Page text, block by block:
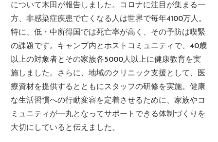
について木田が報告しました。コロナに注目が集まる一
方、非感染症疾患で亡くなる人は世界で毎年4100万人。
特に、低・中所得国では死亡率が高く、その予防は喫緊
の課題です。キャンプ内とホストコミュニティで、40歳
以上の対象者とその家族各5000人以上に健康教育を実
施しました。さらに、地域のクリニック支援として、医
療資材を提供するとともにスタッフの研修を実施。健康
な生活習慣への行動変容を定着させるために、家族やコ
ミュニティが一丸となってサポートできる体制づくりを
大切にしていると伝えました。